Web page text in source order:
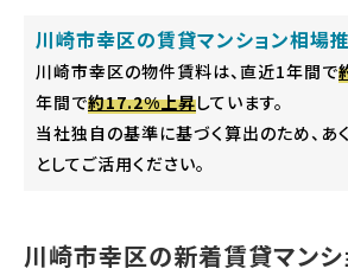
川崎市幸区の賃貸マンション相場
川崎市幸区の物件賃料は、直近1年間で
年間で約17.2%上昇しています。
当社独自の基準に基づく算出のため、あ
としてご活用ください。
川崎市幸区の新着賃貸マンシ